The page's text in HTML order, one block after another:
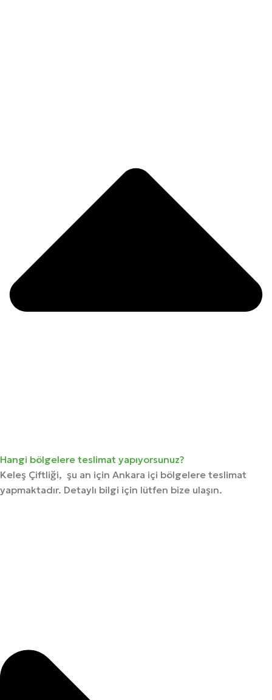
Hangi bölgelere teslimat yapıyorsunuz?
Keleş Çiftliği, şu an için Ankara içi bölgelere teslimat
yapmaktadır. Detaylı bilgi için lütfen bize ulaşın.